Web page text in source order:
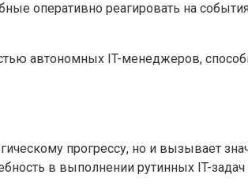
оперативно реагировать на
автономных IT-менеджеров,
прогрессу, но и вызывает
в выполнении рутинных IT-задач